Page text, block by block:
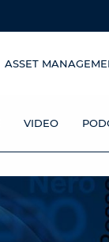
ASSET
VIDEO